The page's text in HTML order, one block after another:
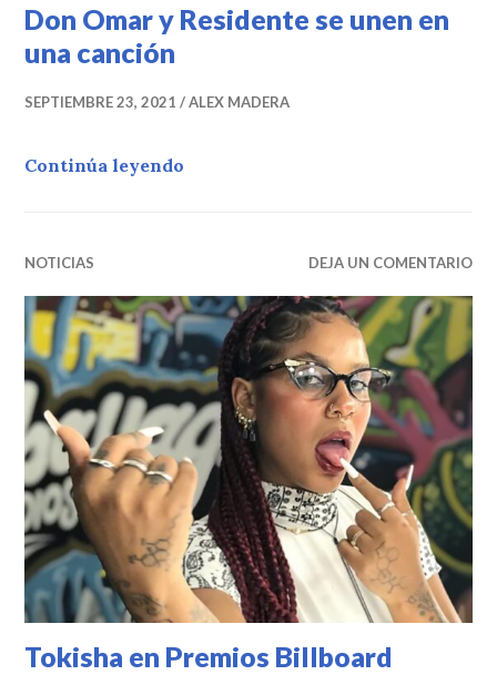
Don Omar y Residente se unen en
una canción
SEPTIEMBRE 23, 2021 ALEX MADERA
Continúa leyendo
NOTICIAS DEJA UN COMENTARIO
Tokisha en Premios Billboard